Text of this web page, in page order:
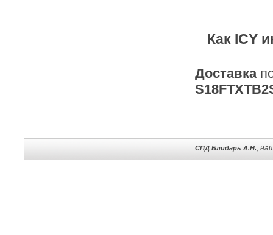
Как ICY
Доставка
СПД Блидарь А.Н.,